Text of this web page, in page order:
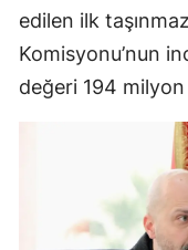
edilen ilk
Komisyonu’nun
değeri 194